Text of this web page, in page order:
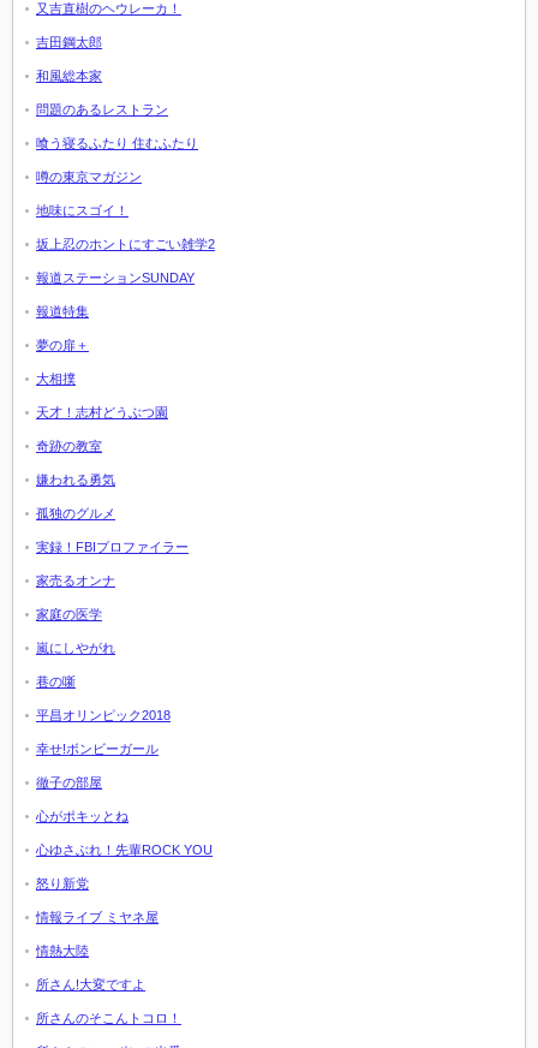
又吉直樹のヘウレーカ！
吉田鋼太郎
和風総本家
問題のあるレストラン
喰う寝るふたり 住むふたり
噂の東京マガジン
地味にスゴイ！
坂上忍のホントにすごい雑学2
報道ステーションSUNDAY
報道特集
夢の扉＋
大相撲
天才！志村どうぶつ園
奇跡の教室
嫌われる勇気
孤独のグルメ
実録！FBIプロファイラー
家売るオンナ
家庭の医学
嵐にしやがれ
巷の噺
平昌オリンピック2018
幸せ!ボンビーガール
徹子の部屋
心がポキッとね
心ゆさぶれ！先輩ROCK YOU
怒り新党
情報ライブ ミヤネ屋
情熱大陸
所さん!大変ですよ
所さんのそこんトコロ！